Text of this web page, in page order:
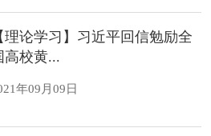
理论学习】习近平回信勉励全
高校黄...
年09月09日